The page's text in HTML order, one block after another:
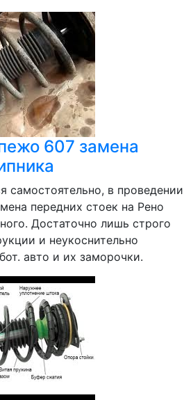
607 замена
самостоятельно, в проведении
передних стоек на Рено
Достаточно лишь строго
и неукоснительно
авто и их заморочки.